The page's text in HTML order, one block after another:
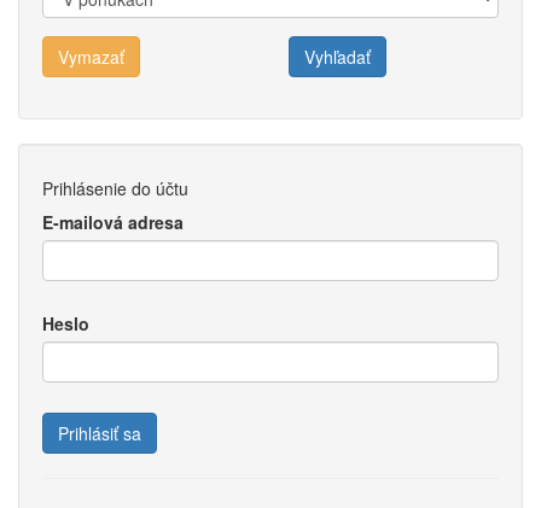
Vymazať Vyhľadať
Prihlásenie do účtu
E-mailová adresa
Heslo
Prihlásiť sa